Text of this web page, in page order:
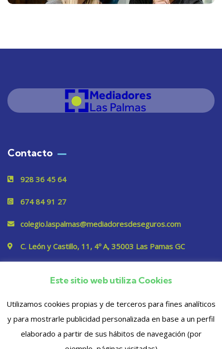
Contacto
928 36 45 64
674 84 91 27
colegio.laspalmas@mediadoresdeseguros.com
C. León y Castillo, 11, 4º A, 35003 Las Pamas GC
PrivacidadEste sitio web utiliza Cookies
Utilizamos cookies propias y de terceros para fines analíticos
y para mostrarle publicidad personalizada en base a un perfil
elaborado a partir de sus hábitos de navegación (por